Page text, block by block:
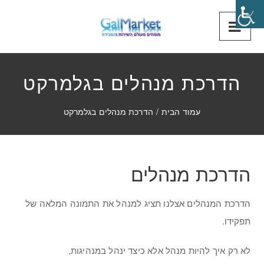
הדרכת מנהלים בגלמרקט
עמוד הבית / הדרכת מנהלים בגלמרקט
הדרכת מנהלים
הדרכת המנהלים אצלנו תציג למנהל את התמונה המלאה של
תפקידו.
לא רק איך להיות מנהל אלא כיצד ינהל במנהיגות,